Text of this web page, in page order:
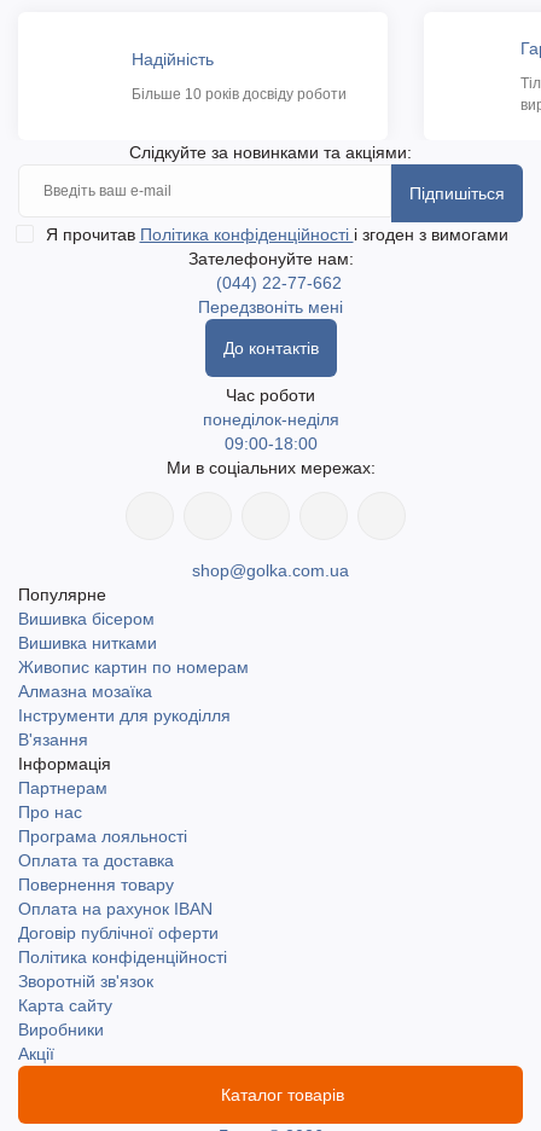
Надійність
Більше 10 років досвіду роботи
Слідкуйте за новинками та акціями:
Підпишіться
Я прочитав Політика конфіденційності і згоден з вимогами
Зателефонуйте нам:
(044) 22-77-662
Передзвоніть мені
До контактів
Час роботи
понеділок-неділя
09:00-18:00
Ми в соціальних мережах:
shop@golka.com.ua
Популярне
Вишивка бісером
Вишивка нитками
Живопис картин по номерам
Алмазна мозаїка
Інструменти для рукоділля
В'язання
Інформація
Партнерам
Про нас
Програма лояльності
Оплата та доставка
Повернення товару
Оплата на рахунок IBAN
Договір публічної оферти
Політика конфіденційності
Зворотній зв'язок
Карта сайту
Виробники
Акції
Каталог товарів